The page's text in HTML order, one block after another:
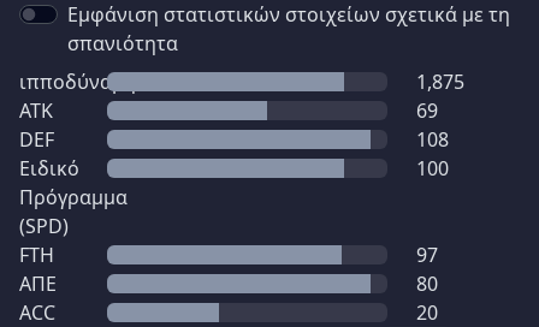
Εμφάνιση στατιστικών στοιχείων σχετικά με τη
σπανιότητα
ιπποδύναμη
1,875
ATK
69
DEF
108
Ειδικό
Πρόγραμμα
(SPD)
100
FTH
97
ΑΠΕ
80
ACC
20